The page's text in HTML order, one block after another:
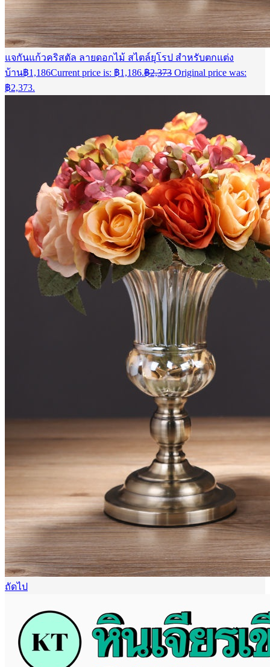
แจกันแก้วคริสตัล ลายดอกไม้ สไตล์ยุโรป สําหรับตกแต่ง
บ้าน฿1,186Current price is: ฿1,186.฿2,373 Original price was:
฿2,373.
ถัดไป